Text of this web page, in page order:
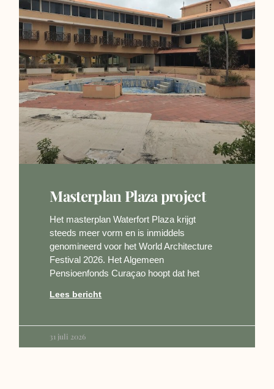
Masterplan Plaza project
Het masterplan Waterfort Plaza krijgt
steeds meer vorm en is inmiddels
genomineerd voor het World Architecture
Festival 2026. Het Algemeen
Pensioenfonds Curaçao hoopt dat het
Lees bericht
31 juli 2026